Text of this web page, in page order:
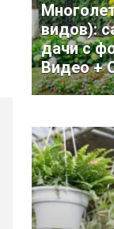
видов):
дачи с
Видео +